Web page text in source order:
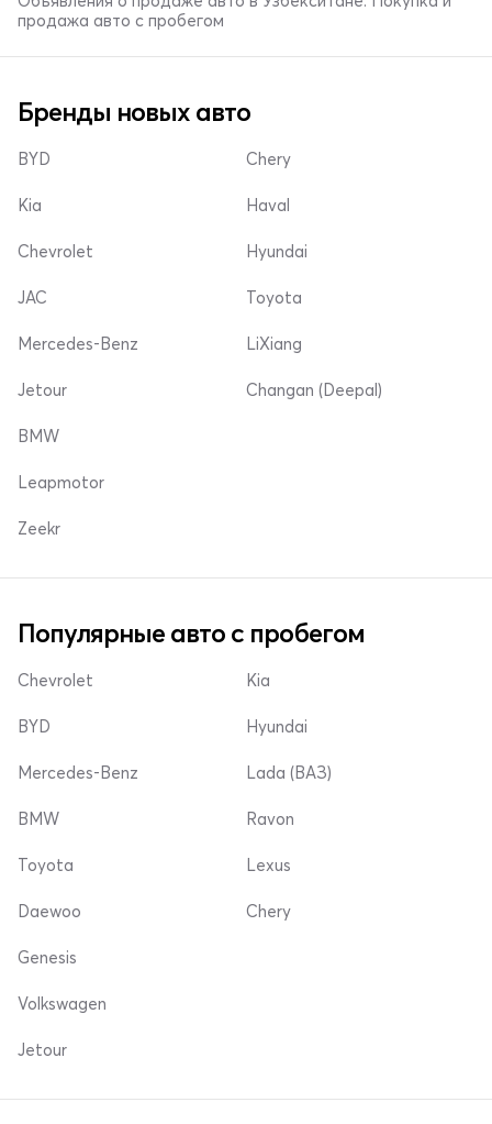
продажа авто с пробегом
Бренды новых авто
BYD
Kia
Chevrolet
Chery
Haval
Hyundai
JAC
Mercedes-Benz
Jetour
Toyota
LiXiang
Changan (Deepal)
BMW
Leapmotor
Zeekr
Популярные авто с пробегом
Chevrolet
BYD
Mercedes-Benz
Kia
Hyundai
Lada (ВАЗ)
BMW
Toyota
Daewoo
Ravon
Lexus
Chery
Genesis
Volkswagen
Jetour